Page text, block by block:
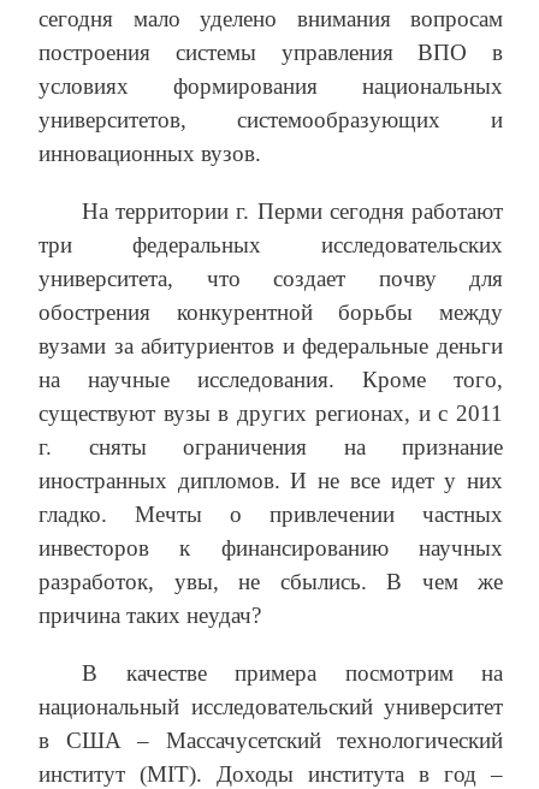
сегодня мало уделено внимания вопросам
построения системы управления ВПО в
условиях формирования национальных
университетов, системообразующих и
инновационных вузов.
На территории г. Перми сегодня работают
три федеральных исследовательских
университета, что создает почву для
обострения конкурентной борьбы между
вузами за абитуриентов и федеральные деньги
на научные исследования. Кроме того,
существуют вузы в других регионах, и с 2011
г. сняты ограничения на признание
иностранных дипломов. И не все идет у них
гладко. Мечты о привлечении частных
инвесторов к финансированию научных
разработок, увы, не сбылись. В чем же
причина таких неудач?
В качестве примера посмотрим на
национальный исследовательский университет
в США – Массачусетский технологический
институт (MIT). Доходы института в год –